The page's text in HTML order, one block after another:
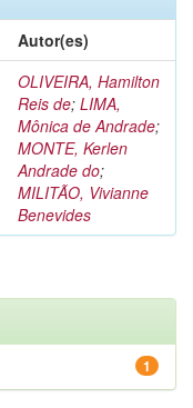
Autor(es)
OLIVEIRA, Hamilton
Reis de; LIMA,
Mônica de Andrade;
MONTE, Kerlen
Andrade do;
MILITÃO, Vivianne
Benevides
1